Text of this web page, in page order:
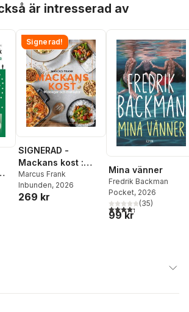
är intresserad av
Signerad!
SIGNERAD -
Mackans kost :
Middagar och
matlådor
Marcus Frank
Inbunden, 2026
269 kr
Mina vänner
Fredrik Backman
Pocket, 2026
4,3utav 5 stjärnor.
(35)
99 kr